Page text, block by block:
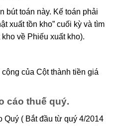
bút toán này. Kế toán phải
xuất tồn kho” cuối kỳ và tìm
về Phiếu xuất kho).
của Cột thành tiền giá
cáo thuế quý.
Quý ( Bắt đầu từ quý 4/2014